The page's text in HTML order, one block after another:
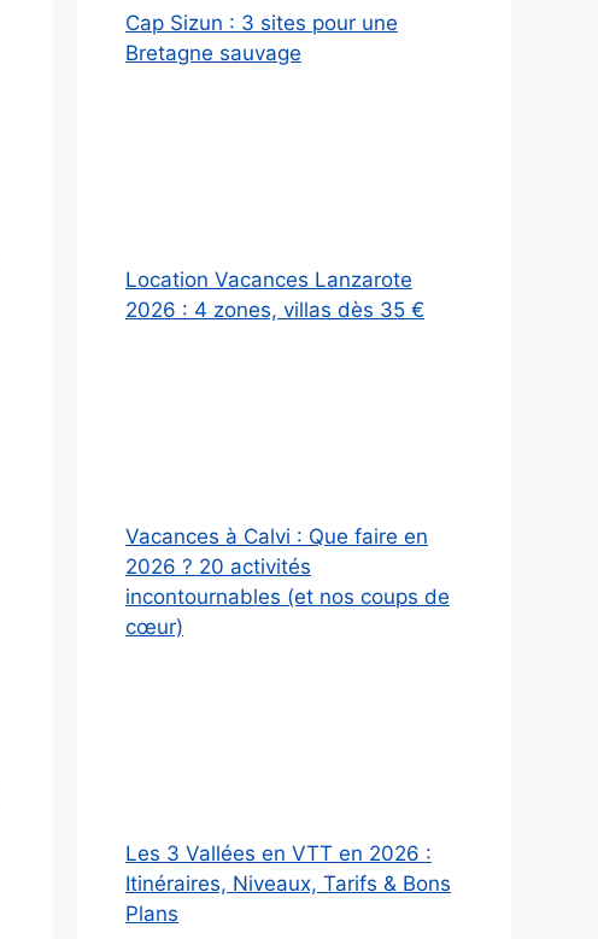
Cap Sizun : 3 sites pour une
Bretagne sauvage
Location Vacances Lanzarote
2026 : 4 zones, villas dès 35 €
Vacances à Calvi : Que faire en
2026 ? 20 activités
incontournables (et nos coups de
cœur)
Les 3 Vallées en VTT en 2026 :
Itinéraires, Niveaux, Tarifs & Bons
Plans